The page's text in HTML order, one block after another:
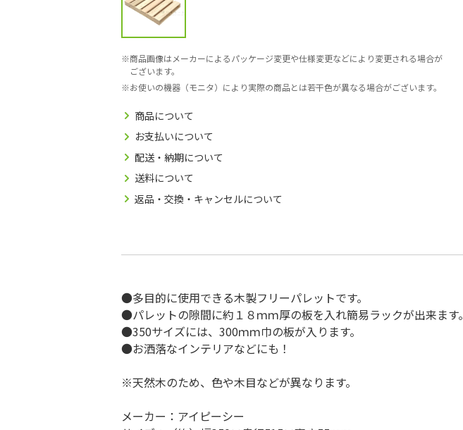
商品画像はメーカーによるパッケージ変更や仕様変更などにより変更される場合が
ございます。
お使いの機器（モニタ）により実際の商品とは若干色が異なる場合がございます。
商品について
お支払いについて
配送・納期について
送料について
返品・交換・キャンセルについて
●多目的に使用できる木製フリーパレットです。
●パレットの隙間に約１８ｍｍ厚の板を入れ簡易ラックが出来ます。
●350サイズには、300ｍｍ巾の板が入ります。
●お洒落なインテリアなどにも！
※天然木のため、色や木目などが異なります。
メーカー：アイピーシー